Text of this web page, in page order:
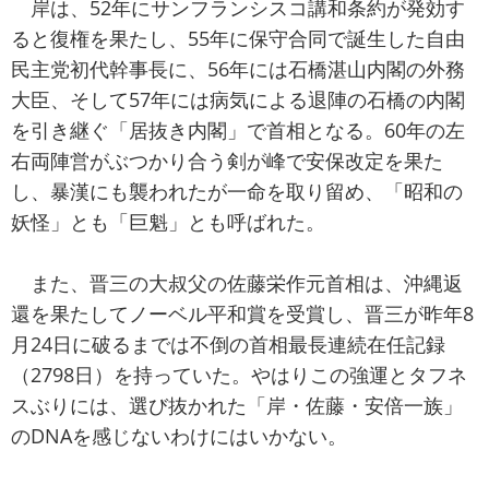
岸は、52年にサンフランシスコ講和条約が発効す
ると復権を果たし、55年に保守合同で誕生した自由
民主党初代幹事長に、56年には石橋湛山内閣の外務
大臣、そして57年には病気による退陣の石橋の内閣
を引き継ぐ「居抜き内閣」で首相となる。60年の左
右両陣営がぶつかり合う剣が峰で安保改定を果た
し、暴漢にも襲われたが一命を取り留め、「昭和の
妖怪」とも「巨魁」とも呼ばれた。
また、晋三の大叔父の佐藤栄作元首相は、沖縄返
還を果たしてノーベル平和賞を受賞し、晋三が昨年8
月24日に破るまでは不倒の首相最長連続在任記録
（2798日）を持っていた。やはりこの強運とタフネ
スぶりには、選び抜かれた「岸・佐藤・安倍一族」
のDNAを感じないわけにはいかない。